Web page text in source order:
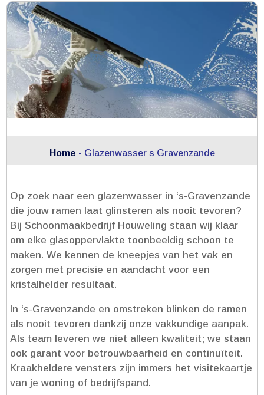
Home - Glazenwasser s Gravenzande
Op zoek naar een glazenwasser in ‘s-Gravenzande
die jouw ramen laat glinsteren als nooit tevoren?
Bij Schoonmaakbedrijf Houweling staan wij klaar
om elke glasoppervlakte toonbeeldig schoon te
maken.​ We kennen de kneepjes van het vak en
zorgen met precisie en aandacht voor een
kristalhelder resultaat.​
In ‘s-Gravenzande en omstreken blinken de ramen
als nooit tevoren dankzij onze vakkundige aanpak.​
Als team leveren we niet alleen kwaliteit; we staan
ook garant voor betrouwbaarheid en continuïteit.​
Kraakheldere vensters zijn immers het visitekaartje
van je woning of bedrijfspand.​